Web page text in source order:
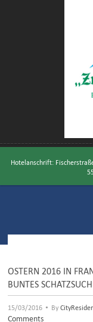
Hotelanschrift:
OSTERN 2016 IN
BUNTES
15/03/2016 • By
Comments